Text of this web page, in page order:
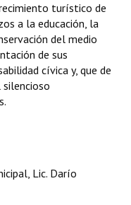
turístico de
a la educación, la
del medio
de sus
cívica y, que de
Lic. Darío